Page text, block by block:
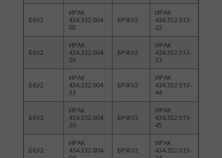
Б6У2
ИРАК
434.332.004-
02
БРФУ2
ИРАК
434.352.013-
22
Б6У2
ИРАК
434.332.004-
03
БРФУ2
ИРАК
434.352.013-
23
Б6У2
ИРАК
434.332.004-
33
БРФУ2
ИРАК
434.352.013-
44
Б6У2
ИРАК
434.332.004-
20
БРФУ2
ИРАК
434.352.013-
45
Б6У2
ИРАК
434.332.004-
БРФУ2
ИРАК
434.352.013-